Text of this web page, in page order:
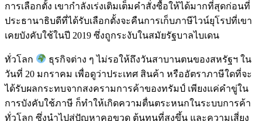
การเลือกตั้ง เขากำลังเร่งเติมเต็มคำสั่งซื้อให้ได้มากที่สุดก่อนที่
ประธานาธิบดีที่ได้รับเลือกตั้งจะคืนการเก็บภาษีไวน์ยุโรปที่เขา
เคยบังคับใช้ในปี 2019 ซึ่งถูกระงับในสมัยรัฐบาลไบเดน
ทั่วโลก
ธุรกิจต่าง ๆ ไม่รอให้ถึงวันสาบานตนของสหรัฐฯ ใน
วันที่ 20 มกราคม เพื่อดูว่าประเทศ สินค้า หรืออัตราภาษีใดที่จะ
ได้รับผลกระทบจากสงครามการค้าของทรัมป์ เพียงแค่คำขู่ใน
การบังคับใช้ภาษี ก็ทำให้เกิดความตื่นตระหนกในระบบการค้า
ทั่วโลก ซึ่งนำไปสู่ปัญหาคอขวด ต้นทุนที่สูงขึ้น และความเสี่ยง